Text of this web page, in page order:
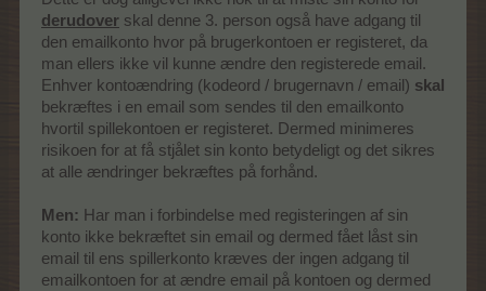
derudover skal denne 3. person også have adgang til
den emailkonto hvor på brugerkontoen er registeret, da
man ellers ikke vil kunne ændre den registerede email.
Enhver kontoændring (kodeord / brugernavn / email) skal
bekræftes i en email som sendes til den emailkonto
hvortil spillekontoen er registeret. Dermed minimeres
risikoen for at få stjålet sin konto betydeligt og det sikres
at alle ændringer bekræftes på forhånd.
Men: Har man i forbindelse med registeringen af sin
konto ikke bekræftet sin email og dermed fået låst sin
email til ens spillerkonto kræves der ingen adgang til
emailkontoen for at ændre email på kontoen og dermed